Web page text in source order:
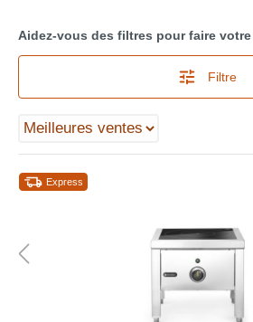
Aidez-vous des filtres pour faire
Filtre
Express